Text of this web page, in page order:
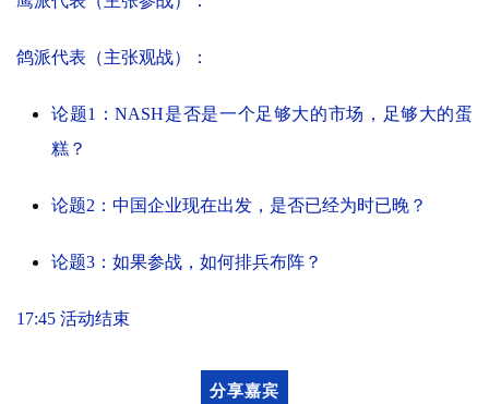
鸽派代表（主张观战）：
论题1：NASH是否是一个足够大的市场，足够大的蛋
糕？
论题2：中国企业现在出发，是否已经为时已晚？
论题3：如果参战，如何排兵布阵？
17:45 活动结束
分享嘉宾